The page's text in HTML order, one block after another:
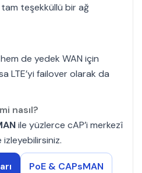
tam teşekküllü bir ağ
de yedek WAN için
LTE’yi failoverolarak da
nasıl?
ile yüzlerce cAP’i merkezî
izleyebilirsiniz.
PoE & CAPsMAN